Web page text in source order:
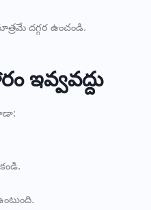
దగ్గర ఉంచండి.
ఇవ్వవద్దు